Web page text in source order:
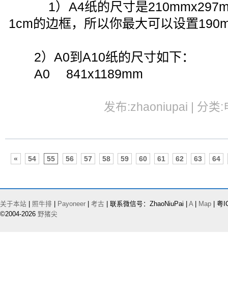
1）A4纸的尺寸是
1cm的边框，所以你最大可以设置
2）A0到A10纸的尺寸如下：
A0 841x1189mm
发布:zhaoniupai | 分类
« 54 55 56 57 58 59 60 61 62 63 64
关于本站 照牛排 Payoneer 考古 | 联系微信号：ZhaoNiuPai | A| Map | 粤
©2004-2026 野猪尖